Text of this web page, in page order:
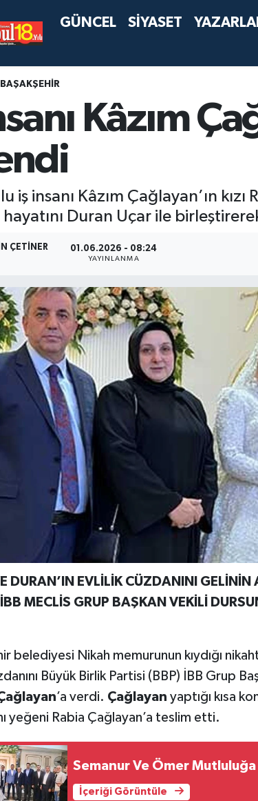
GÜNCEL SİYASET
BAŞAKŞEHİR
Kâzım
iş insanı Kâzım Çağlayan’ın
Duran Uçar ile
ÇETINER 01.06.2026 - 08:24
YAYINLANMA
DURAN’IN EVLİLİK CÜZDANINI GELİNİN
İBB MECLİS GRUP BAŞKAN VEKİLİ
belediyesi Nikah memurunun kıydığı
Büyük Birlik Partisi (BBP) İBB Grup
’a verdi. Çağlayan yaptığı kısa
yeğeni Rabia Çağlayan’a teslim etti.
Semanur Ve Ömer
İçeriği Görüntüle